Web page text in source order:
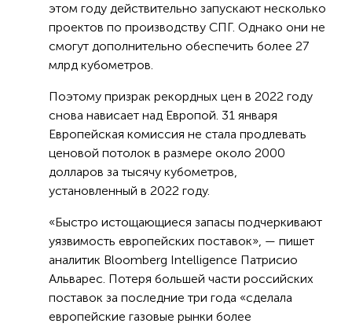
этом году действительно запускают несколько
проектов по производству СПГ. Однако они не
смогут дополнительно обеспечить более 27
млрд кубометров.
Поэтому призрак рекордных цен в 2022 году
снова нависает над Европой. 31 января
Европейская комиссия не стала продлевать
ценовой потолок в размере около 2000
долларов за тысячу кубометров,
установленный в 2022 году.
«Быстро истощающиеся запасы подчеркивают
уязвимость европейских поставок», — пишет
аналитик Bloomberg Intelligence Патрисио
Альварес. Потеря большей части российских
поставок за последние три года «сделала
европейские газовые рынки более